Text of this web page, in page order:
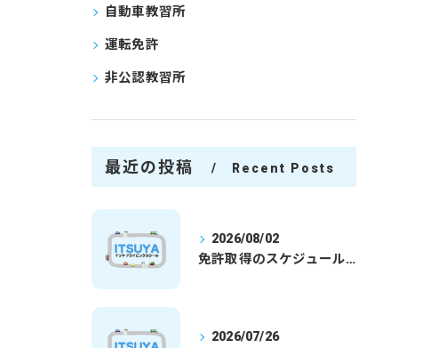
自動車教習所
運転免許
非公認教習所
最近の投稿 Recent Posts
2026/08/02
免許取得のスケジュールを徹底解説学生社会人の通学合宿別プランで最短取得のコツ
2026/07/26